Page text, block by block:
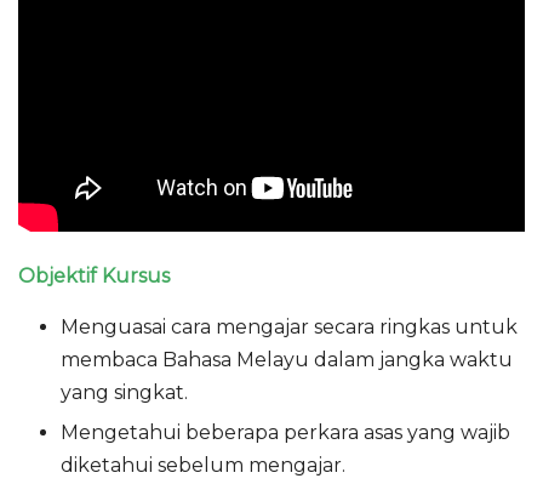
Objektif Kursus
Menguasai cara mengajar secara ringkas untuk
membaca Bahasa Melayu dalam jangka waktu
yang singkat.
Mengetahui beberapa perkara asas yang wajib
diketahui sebelum mengajar.